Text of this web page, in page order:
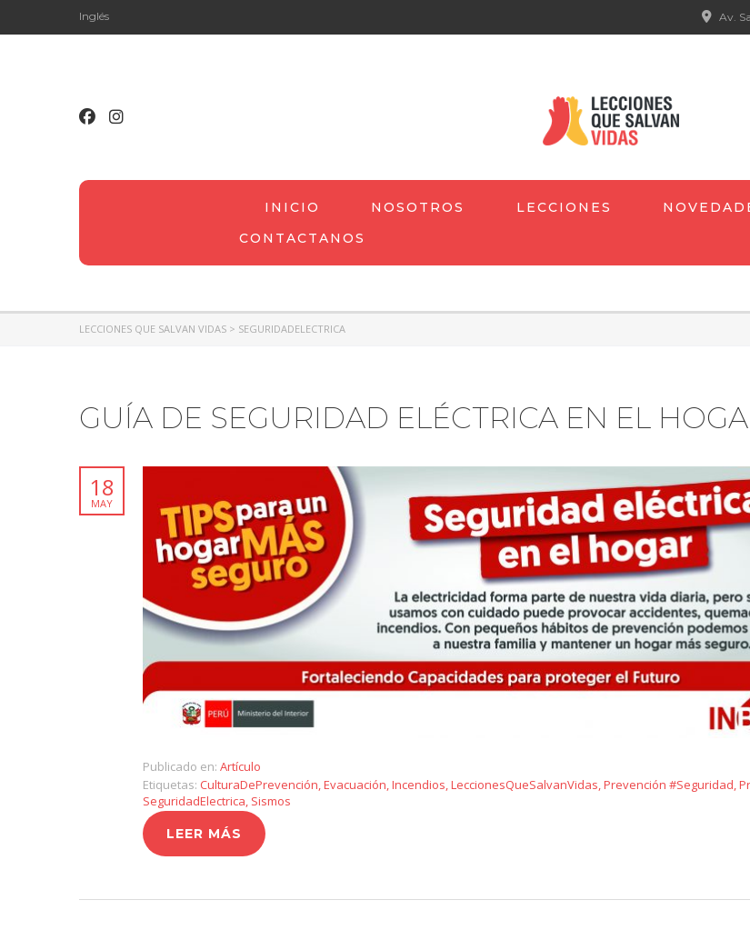
Inglés Av.
INICIO NOSOTROS LECCIONES
CONTACTANOS
LECCIONES QUE SALVAN VIDAS > SEGURIDADELECTRICA
GUÍA DE SEGURIDAD ELÉCTRICA EN EL
18
MAY
Publicado en: Artículo
Etiquetas: CulturaDePrevención,Evacuación,Incendios,LeccionesQueSalvanVidas,Prevención #Seguridad,
SeguridadElectrica, Sismos
LEER MÁS